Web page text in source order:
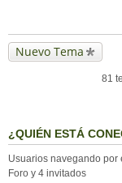
Nuevo Tema
81
¿QUIÉN ESTÁ
Usuarios navegando por
Foro y 4 invitados